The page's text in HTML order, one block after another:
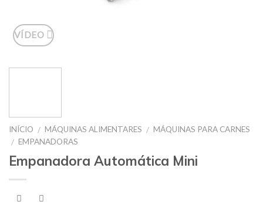
VÍDEO
INÍCIO / MÁQUINAS ALIMENTARES / MÁQUINAS PARA CARNES
/ EMPANADORAS
Empanadora Automática Mini